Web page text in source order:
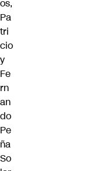
os,
Pa
tri
cio
y
Fe
rn
an
do
Pe
ña
So